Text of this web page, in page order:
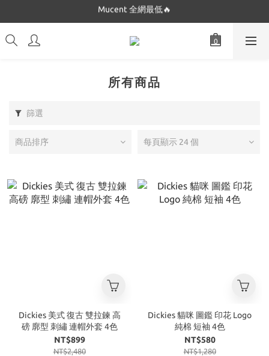
Dickies 最低只要$5XX!!
Dickies 最低只要$5XX!!
所有商品
篩選
商品排序 每頁顯示 24 個
Dickies 美式 復古 雙拉鍊 高
磅 廓型 刺繡 連帽外套 4色
NT$899
NT$2,480
Dickies 貓咪 圖鑑 印花 Logo
純棉 短袖 4色
NT$580
NT$1,280